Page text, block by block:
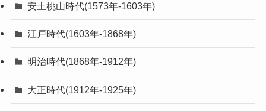
安土桃山時代(1573年-1603年)
江戸時代(1603年-1868年)
明治時代(1868年-1912年)
大正時代(1912年-1925年)